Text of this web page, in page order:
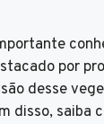
por
desse
disso, saiba